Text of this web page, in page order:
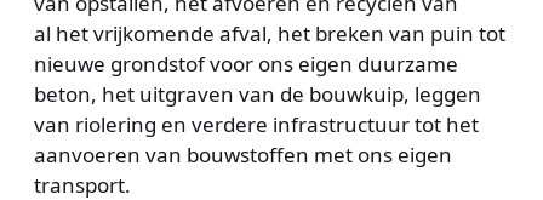
al het vrijkomende afval, het breken van puin tot
nieuwe grondstof voor ons eigen duurzame
beton, het uitgraven van de bouwkuip, leggen
van riolering en verdere infrastructuur tot het
aanvoeren van bouwstoffen met ons eigen
transport.